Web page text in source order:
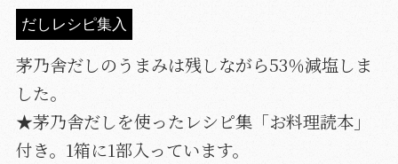
だしレシピ集入
茅乃舎だしのうまみは残しながら53％減塩しま
した。
★茅乃舎だしを使ったレシピ集「お料理読本」
付き。1箱に1部入っています。